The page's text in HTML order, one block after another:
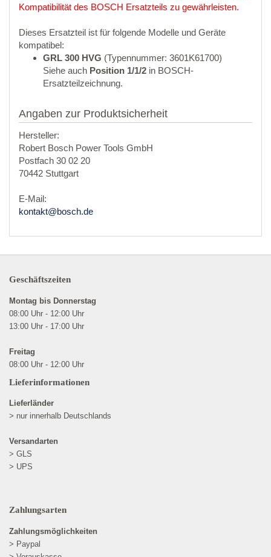
Kompatibilität des BOSCH Ersatzteils zu gewährleisten.
Dieses Ersatzteil ist für folgende Modelle und Geräte
kompatibel:
GRL 300 HVG (Typennummer: 3601K61700)
Siehe auch Position 1/1/2 in BOSCH-
Ersatzteilzeichnung.
Angaben zur Produktsicherheit
Hersteller:
Robert Bosch Power Tools GmbH
Postfach 30 02 20
70442 Stuttgart
E-Mail:
kontakt@bosch.de
Geschäftszeiten
Montag bis Donnerstag
08:00 Uhr - 12:00 Uhr
13:00 Uhr - 17:00 Uhr
Freitag
08:00 Uhr - 12:00 Uhr
Lieferinformationen
Lieferländer
> nur innerhalb Deutschlands
Versandarten
> GLS
> UPS
Zahlungsarten
Zahlungsmöglichkeiten
> Paypal